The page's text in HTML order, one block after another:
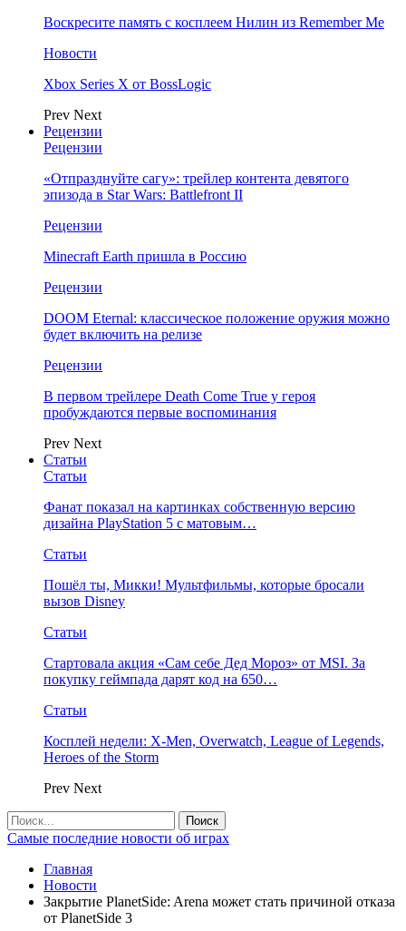
Воскресите память с косплеем Нилин из Remember Me
Новости
Xbox Series X от BossLogic
Prev Next
Рецензии
Рецензии
«Отпразднуйте сагу»: трейлер контента девятого
эпизода в Star Wars: Battlefront II
Рецензии
Minecraft Earth пришла в Россию
Рецензии
DOOM Eternal: классическое положение оружия можно
будет включить на релизе
Рецензии
В первом трейлере Death Come True у героя
пробуждаются первые воспоминания
Prev Next
Статьи
Статьи
Фанат показал на картинках собственную версию
дизайна PlayStation 5 с матовым…
Статьи
Пошёл ты, Микки! Мультфильмы, которые бросали
вызов Disney
Статьи
Стартовала акция «Сам себе Дед Мороз» от MSI. За
покупку геймпада дарят код на 650…
Статьи
Косплей недели: X-Men, Overwatch, League of Legends,
Heroes of the Storm
Prev Next
Самые последние новости об играх
Главная
Новости
Закрытие PlanetSide: Arena может стать причиной отказа
от PlanetSide 3